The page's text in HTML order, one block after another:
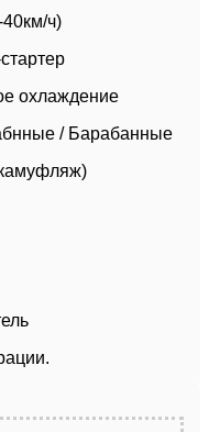
ч)
охлаждение
/ Барабанные